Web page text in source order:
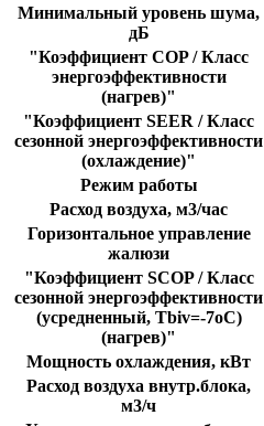
Минимальный уровень шума,
дБ
"Коэффициент COP / Класс
энергоэффективности
(нагрев)"
"Коэффициент SEER / Класс
сезонной энергоэффективности
(охлаждение)"
Режим работы
Расход воздуха, м3/час
Горизонтальное управление
жалюзи
"Коэффициент SCOP / Класс
сезонной энергоэффективности
(усредненный, Tbiv=-7oC)
(нагрев)"
Мощность охлаждения, кВт
Расход воздуха внутр.блока,
м3/ч